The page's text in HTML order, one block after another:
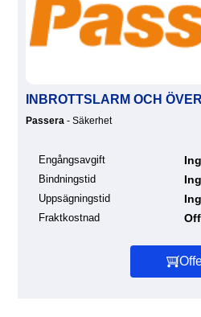
INBROTTSLARM OCH
Passera - Säkerhet
Engångsavgift
Bindningstid
Uppsägningstid
Fraktkostnad